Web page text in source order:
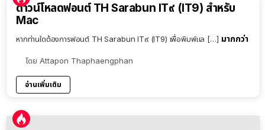
ดาวน์โหลดฟอนต์ TH Sarabun IT๙ (IT9) สำหรับ
Mac
หากท่านใดต้องการฟอนต์ TH Sarabun IT๙ (IT9) เพื่อพิมพ์แล […] มากกว่า
โดย Attapon Thaphaengphan
อ่านเพิ่มเติม